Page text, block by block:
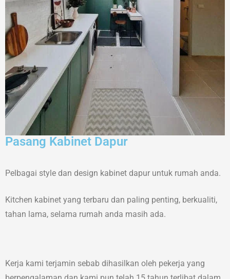
Pasang Kabinet Dapur
Pelbagai style dan design kabinet dapur untuk rumah anda.
Kitchen kabinet yang terbaru dan paling penting, berkualiti,
tahan lama, selama rumah anda masih ada.
Kerja kami terjamin sebab dihasilkan oleh pekerja yang